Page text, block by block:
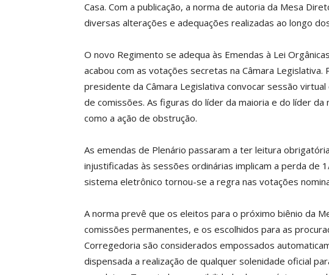
Casa. Com a publicação, a norma de autoria da Mesa
diversas alterações e adequações realizadas ao longo
O novo Regimento se adequa às Emendas à Lei
acabou com as votações secretas na Câmara
presidente da Câmara Legislativa convocar sessão
de comissões. As figuras do líder da maioria e do líder
como a ação de obstrução.
As emendas de Plenário passaram a ter leitura
injustificadas às sessões ordinárias implicam a perda de
sistema eletrônico tornou-se a regra nas votações
A norma prevê que os eleitos para o próximo biênio da
comissões permanentes, e os escolhidos para as
Corregedoria são considerados empossados
dispensada a realização de qualquer solenidade oficial